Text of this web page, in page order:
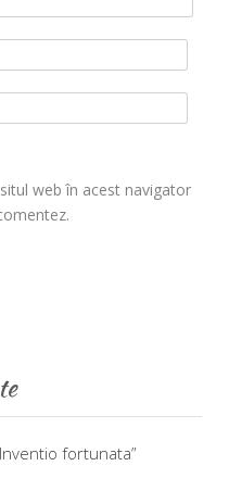
web în acest navigator
fortunata”